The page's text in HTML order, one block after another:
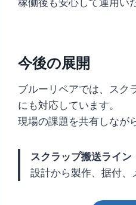
今後の展開
ブルーリペアでは、スク
にも対応しています。
現場の課題を共有しなが
スクラップ搬送ライン
設計から製作、据付、